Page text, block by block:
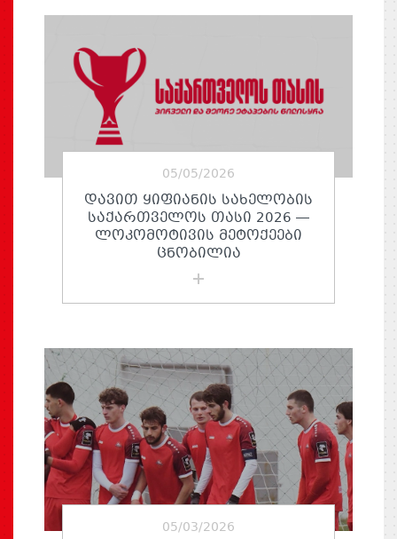
05/05/2026
ᲓᲐᲕᲘᲗ ᲧᲘᲤᲘᲐᲜᲘᲡ ᲡᲐᲮᲔᲚᲝᲑᲘᲡ
ᲡᲐᲥᲐᲠᲗᲕᲔᲚᲝᲡ ᲗᲐᲡᲘ 2026 —
ᲚᲝᲙᲝᲛᲝᲢᲘᲕᲘᲡ ᲛᲔᲢᲝᲥᲔᲔᲑᲘ
ᲪᲜᲝᲑᲘᲚᲘᲐ
05/03/2026